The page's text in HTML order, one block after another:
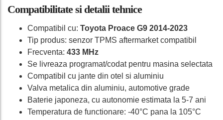
Compatibilitate si detalii tehnice
Compatibil cu: Toyota Proace G9 2014-2023
Tip produs: senzor TPMS aftermarket compatibil
Frecventa: 433 MHz
Se livreaza programat/codat pentru masina selectata
Compatibil cu jante din otel si aluminiu
Valva metalica din aluminiu, automotive grade
Baterie japoneza, cu autonomie estimata la 5-7 ani
Temperatura de functionare: -40°C pana la 105°C